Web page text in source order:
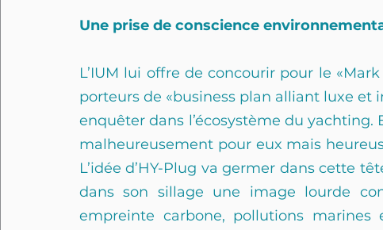
Une prise de conscience
L’IUM lui offre de concourir pour le
porteurs de «business plan alliant luxe et
enquêter dans l’écosystème du
malheureusement pour eux mais
L’idée d’HY-Plug va germer dans cette
dans son sillage une image lourde
empreinte carbone, pollutions